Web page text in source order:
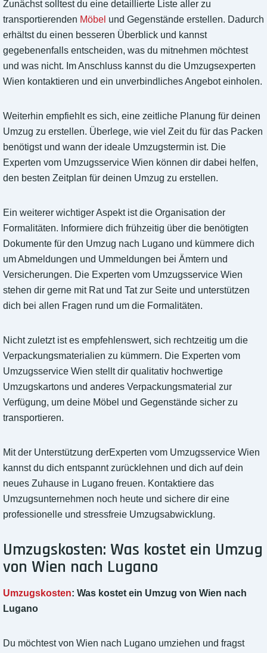
Zunächst solltest du eine detaillierte Liste aller zu
transportierenden Möbel und Gegenstände erstellen. Dadurch
erhältst du einen besseren Überblick und kannst
gegebenenfalls entscheiden, was du mitnehmen möchtest
und was nicht. Im Anschluss kannst du die Umzugsexperten
Wien kontaktieren und ein unverbindliches Angebot einholen.
Weiterhin empfiehlt es sich, eine zeitliche Planung für deinen
Umzug zu erstellen. Überlege, wie viel Zeit du für das Packen
benötigst und wann der ideale Umzugstermin ist. Die
Experten vom Umzugsservice Wien können dir dabei helfen,
den besten Zeitplan für deinen Umzug zu erstellen.
Ein weiterer wichtiger Aspekt ist die Organisation der
Formalitäten. Informiere dich frühzeitig über die benötigten
Dokumente für den Umzug nach Lugano und kümmere dich
um Abmeldungen und Ummeldungen bei Ämtern und
Versicherungen. Die Experten vom Umzugsservice Wien
stehen dir gerne mit Rat und Tat zur Seite und unterstützen
dich bei allen Fragen rund um die Formalitäten.
Nicht zuletzt ist es empfehlenswert, sich rechtzeitig um die
Verpackungsmaterialien zu kümmern. Die Experten vom
Umzugsservice Wien stellt dir qualitativ hochwertige
Umzugskartons und anderes Verpackungsmaterial zur
Verfügung, um deine Möbel und Gegenstände sicher zu
transportieren.
Mit der Unterstützung derExperten vom Umzugsservice Wien
kannst du dich entspannt zurücklehnen und dich auf dein
neues Zuhause in Lugano freuen. Kontaktiere das
Umzugsunternehmen noch heute und sichere dir eine
professionelle und stressfreie Umzugsabwicklung.
Umzugskosten: Was kostet ein Umzug
von Wien nach Lugano
Umzugskosten: Was kostet ein Umzug von Wien nach
Lugano
Du möchtest von Wien nach Lugano umziehen und fragst